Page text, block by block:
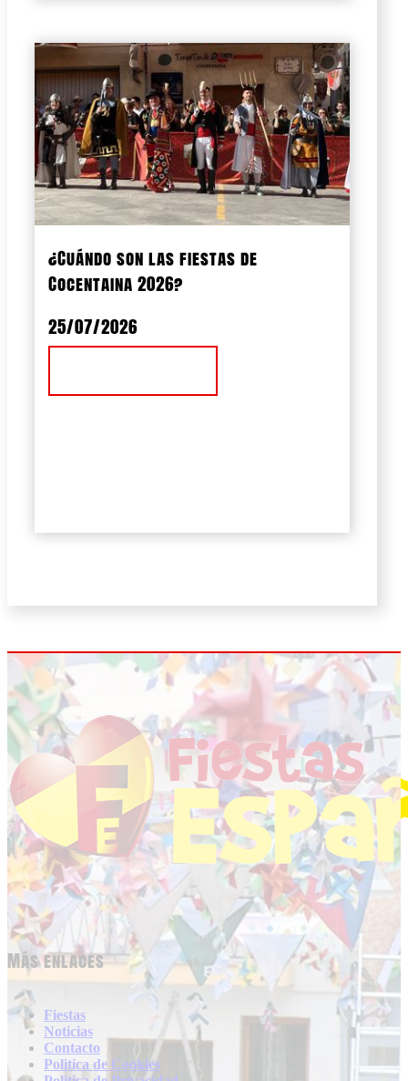
¿Cuándo son las fiestas de
Cocentaina 2026?
25/07/2026
Más enlaces
Fiestas
Noticias
Contacto
Politica de Cookies